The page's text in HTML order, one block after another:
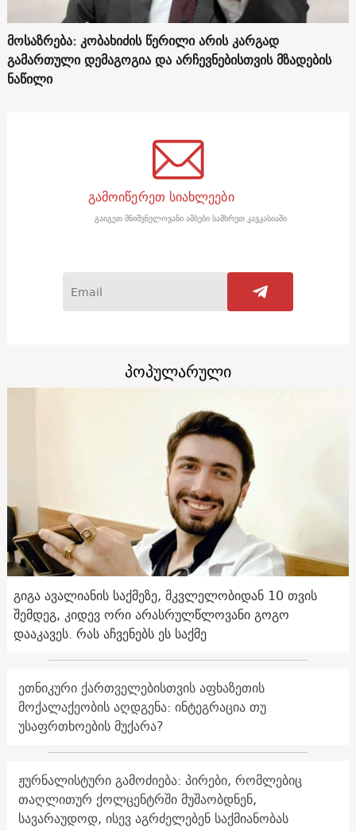
მოსაზრება: კობახიძის წერილი არის კარგად
გამართული დემაგოგია და არჩევნებისთვის მზადების
ნაწილი
გამოიწერეთ სიახლეები
გაიგეთ მნიშვნელოვანი ამბები სამხრეთ კავკასიაში
პოპულარული
გიგა ავალიანის საქმეზე, მკვლელობიდან 10 თვის
შემდეგ, კიდევ ორი არასრულწლოვანი გოგო
დააკავეს. რას აჩვენებს ეს საქმე
ეთნიკური ქართველებისთვის აფხაზეთის
მოქალაქეობის აღდგენა: ინტეგრაცია თუ
უსაფრთხოების მუქარა?
ჟურნალისტური გამოძიება: პირები, რომლებიც
თაღლითურ ქოლცენტრში მუშაობდნენ,
სავარაუდოდ, ისევ აგრძელებენ საქმიანობას